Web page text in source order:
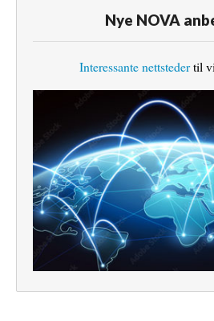
Nye NOVA
Interessante nettstedertil